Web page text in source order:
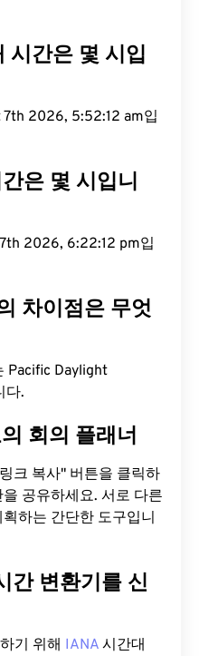
시간은 몇 시입
2026, 5:52:13 am입
은 몇 시입니
2026, 6:22:13 pm입
차이점은 무엇
Pacific Daylight
다.
회의 플래너
크 복사" 버튼을 클릭하
공유하세요. 서로 다른
하는 간단한 도구입니
간 변환기를 신
기 위해 IANA 시간대